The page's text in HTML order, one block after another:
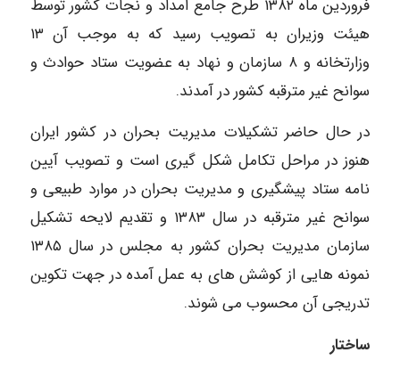
فروردین ماه ۱۳۸۲ طرح جامع امداد و نجات کشور توسط
هیئت وزیران به تصویب رسید که به موجب آن ۱۳
وزارتخانه و ۸ سازمان و نهاد به عضویت ستاد حوادث و
سوانح غیر مترقبه کشور در آمدند.
در حال حاضر تشکیلات مدیریت بحران در کشور ایران
هنوز در مراحل تکامل شکل گیری است و تصویب آیین
نامه ستاد پیشگیری و مدیریت بحران در موارد طبیعی و
سوانح غیر مترقبه در سال ۱۳۸۳ و تقدیم لایحه تشکیل
سازمان مدیریت بحران کشور به مجلس در سال ۱۳۸۵
نمونه هایی از کوشش های به عمل آمده در جهت تکوین
تدریجی آن محسوب می شوند.
ساختار